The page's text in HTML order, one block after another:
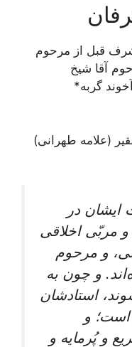
قبل از مرحوم
آقا شیخ
گربه*
(علامه طهرانی)
ایشان در
مربّی اخلاقی
و مرحوم
و چون به
استادشان
است؛ و
و پُرمایه و